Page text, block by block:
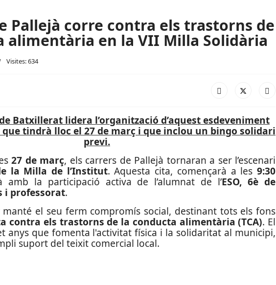
Pallejà corre contra els trastorns de
alimentària en la VII Milla Solidària
Visites: 634
Batxillerat lidera l’organització d’aquest esdeveniment
tindrà lloc el 27 de març i que inclou un bingo solidari
previ.
27 de març, els carrers de Pallejà tornaran a ser l’escenari
la Milla de l’Institut. Aquesta cita, començarà a les9:30
amb la participació activa de l’alumnat de l’ESO, 6è de
i professorat.
manté el seu ferm compromís social, destinant tots els fons
contra els trastorns de la conducta alimentària (TCA). El
anys que fomenta l'activitat física i la solidaritat al municipi,
suport del teixit comercial local.